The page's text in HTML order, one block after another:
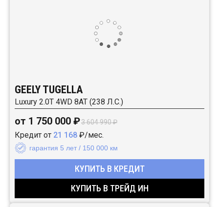
GEELY TUGELLA
Luxury 2.0T 4WD 8AT (238 Л.С.)
от 1 750 000 ₽3 604 990 ₽
Кредит от 21 168 ₽/мес.
гарантия 5 лет / 150 000 км
КУПИТЬ В КРЕДИТ
КУПИТЬ В ТРЕЙД ИН